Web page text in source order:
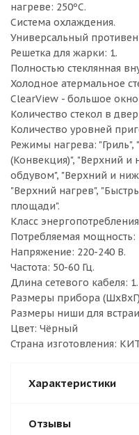
нагреве: 250ºC.
Система охлаждения.
Универсальный
Решетка для жарки: 1.
Полностью стеклянная
Холодное атермальное
ClearView - большое
Количество стекол в
Количество уровней
Режимы нагрева:
(Конвекция)", "Верхний и
обдувом", "Верхний и
"Верхний нагрев",
площади".
Класс
Потребляемая мощность:
Напряжение: 220-240 В.
Частота: 50-60 Гц.
Длина сетевого кабеля:
Размеры прибора
Размеры ниши для
Цвет: Чёрный
Страна изготовления:
Характеристики
Отзывы